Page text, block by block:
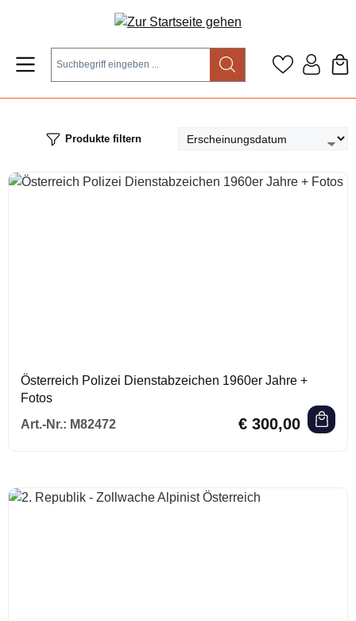
Zum Hauptinhalt springen
Produkte filtern
Österreich Polizei Dienstabzeichen 1960er Jahre +
Fotos
Art.-Nr.: M82472 € 300,00